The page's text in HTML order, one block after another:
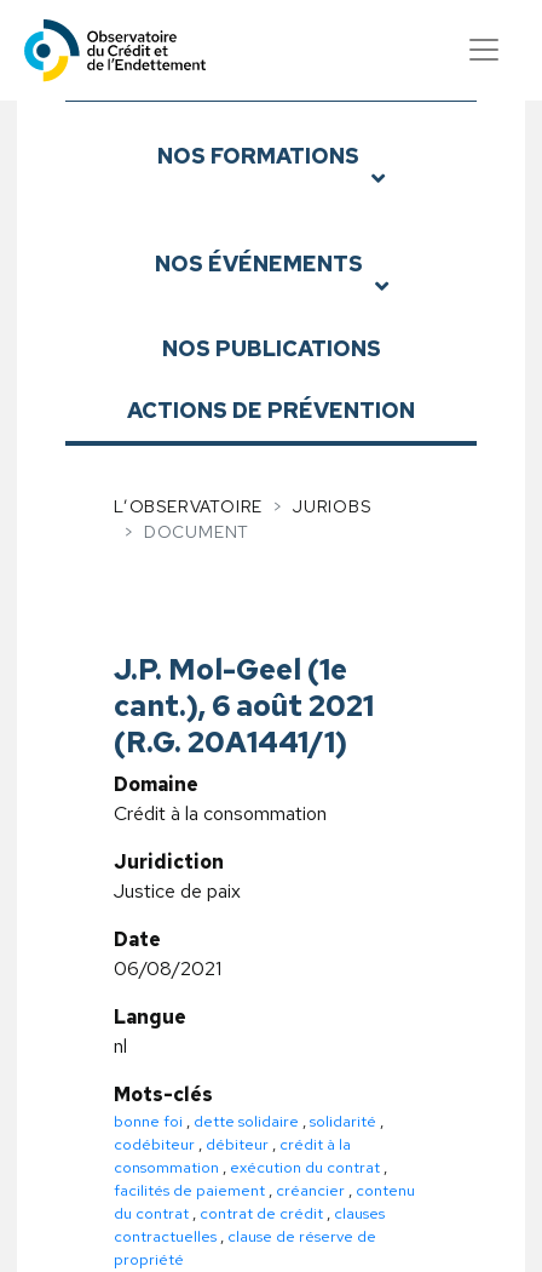
Observatoire du Crédit et
Sous-menu
NOS FORMATIONS
NOS ÉVÉNEMENTS
NOS PUBLICATIONS
ACTIONS DE PRÉVENTION
L’OBSERVATOIRE
JURIOBS
DOCUMENT
J.P. Mol-Geel (1e
cant.), 6 août 2021
(R.G. 20A1441/1)
Domaine
Crédit à la consommation
Juridiction
Justice de paix
Date
06/08/2021
Langue
nl
Mots-clés
bonne foi , dette solidaire ,solidarité ,
codébiteur , débiteur , crédit à la
consommation , exécution du contrat ,
facilités de paiement , créancier , contenu
du contrat , contrat de crédit , clauses
contractuelles , clause de réserve de
propriété